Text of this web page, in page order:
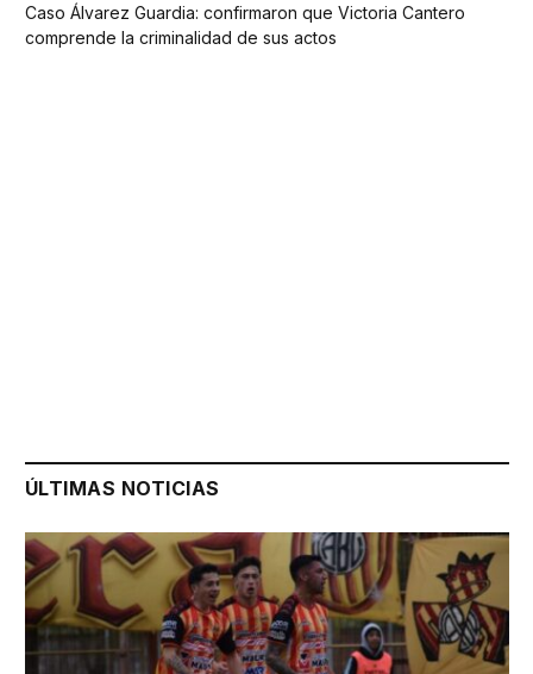
Caso Álvarez Guardia: confirmaron que Victoria Cantero
comprende la criminalidad de sus actos
ÚLTIMAS NOTICIAS